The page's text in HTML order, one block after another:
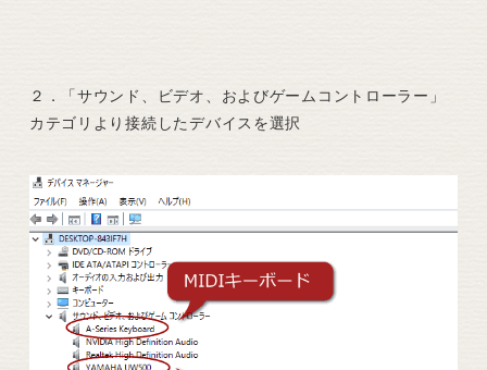
２．「サウンド、ビデオ、およびゲームコントローラー」
カテゴリより接続したデバイスを選択